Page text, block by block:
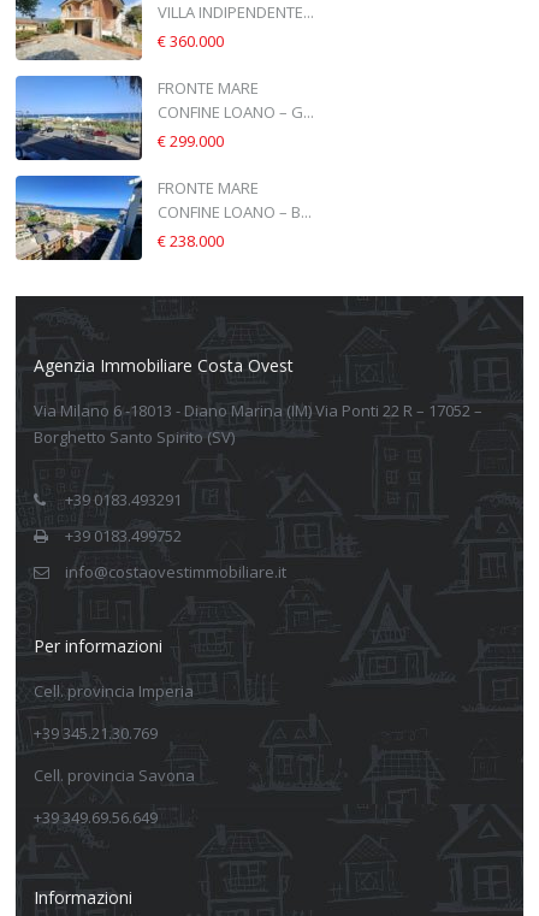
VILLA INDIPENDENTE...
€ 360.000
FRONTE MARE
CONFINE LOANO – G...
€ 299.000
FRONTE MARE
CONFINE LOANO – B...
€ 238.000
Agenzia Immobiliare Costa Ovest
Via Milano 6 -18013 - Diano Marina (IM) Via Ponti 22 R – 17052 –
Borghetto Santo Spirito (SV)
+39 0183.493291
+39 0183.499752
info@costaovestimmobiliare.it
Per informazioni
Cell. provincia Imperia
+39 345.21.30.769
Cell. provincia Savona
+39 349.69.56.649
Informazioni